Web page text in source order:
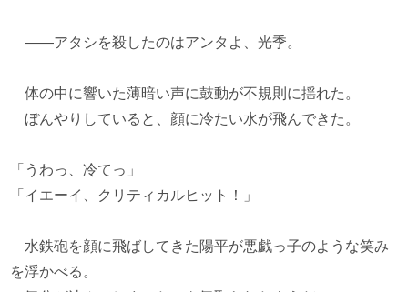
――アタシを殺したのはアンタよ、光季。
体の中に響いた薄暗い声に鼓動が不規則に揺れた。
ぼんやりしていると、顔に冷たい水が飛んできた。
「うわっ、冷てっ」
「イエーイ、クリティカルヒット！」
水鉄砲を顔に飛ばしてきた陽平が悪戯っ子のような笑み
を浮かべる。